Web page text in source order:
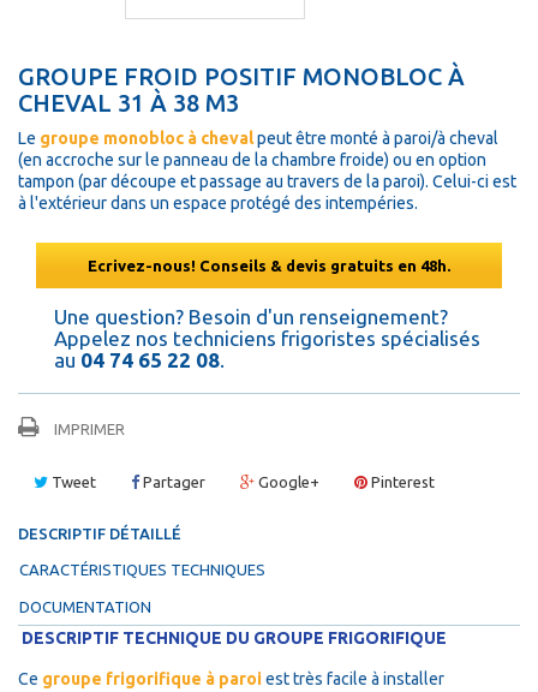
GROUPE FROID POSITIF MONOBLOC À
CHEVAL 31 À 38 M3
Le groupe monobloc à chevalpeut être monté à paroi/à cheval
(en accroche sur le panneau de la chambre froide) ou en option
tampon (par découpe et passage au travers de la paroi). Celui-ci est
à l'extérieur dans un espace protégé des intempéries.
Ecrivez-nous! Conseils & devis gratuits en 48h.
Une question? Besoin d'un renseignement?
Appelez nos techniciens frigoristes spécialisés
au 04 74 65 22 08.
IMPRIMER
Tweet Partager Google+ Pinterest
DESCRIPTIF DÉTAILLÉ
CARACTÉRISTIQUES TECHNIQUES
DOCUMENTATION
DESCRIPTIF TECHNIQUE DU GROUPE FRIGORIFIQUE
Ce groupe frigorifique à paroiest très facile à installer